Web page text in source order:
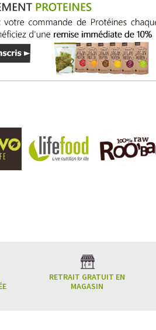
RETRAIT GRATUIT EN
MAGASIN